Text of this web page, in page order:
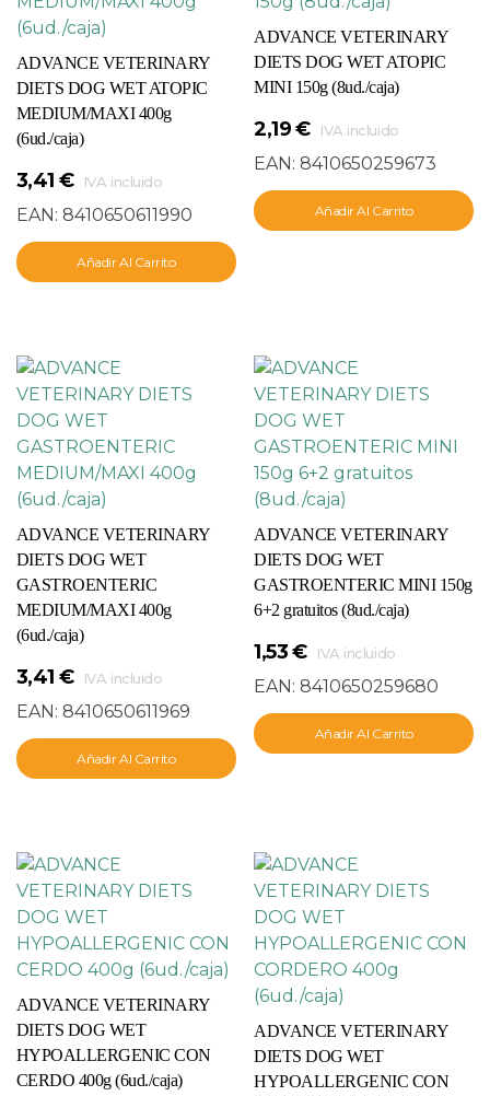
ADVANCE VETERINARY
DIETS DOG WET ATOPIC
MEDIUM/MAXI 400g
(6ud./caja)
3,41 € IVA incluido
EAN: 8410650611990
Añadir Al Carrito
ADVANCE VETERINARY
DIETS DOG WET ATOPIC
MINI 150g (8ud./caja)
2,19€ IVA incluido
EAN:8410650259673
Añadir Al Carrito
ADVANCE VETERINARY
DIETS DOG WET
GASTROENTERIC
MEDIUM/MAXI 400g
(6ud./caja)
3,41 € IVA incluido
EAN: 8410650611969
Añadir Al Carrito
ADVANCE VETERINARY
DIETS DOG WET
GASTROENTERIC MINI 150g
6+2 gratuitos (8ud./caja)
1,53€ IVA incluido
EAN:8410650259680
Añadir Al Carrito
ADVANCE VETERINARY
DIETS DOG WET
HYPOALLERGENIC CON
CERDO 400g (6ud./caja)
ADVANCE VETERINARY
DIETS DOG WET
HYPOALLERGENIC CON